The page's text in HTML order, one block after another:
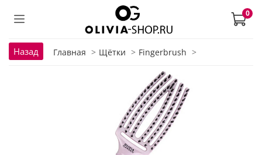
0
Назад Главная Щётки Fingerbrush